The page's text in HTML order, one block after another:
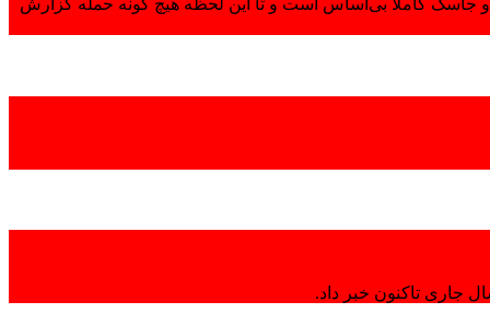
و جاسک کاملاً بی‌اساس است و تا این لحظه هیچ گونه حمله گزارش
جاری تاکنون خبر داد.